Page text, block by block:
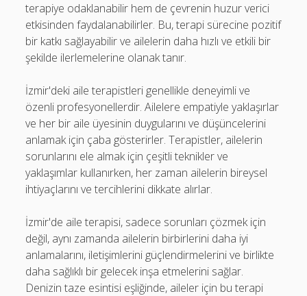
terapiye odaklanabilir hem de çevrenin huzur verici
etkisinden faydalanabilirler. Bu, terapi sürecine pozitif
bir katkı sağlayabilir ve ailelerin daha hızlı ve etkili bir
şekilde ilerlemelerine olanak tanır.
İzmir'deki aile terapistleri genellikle deneyimli ve
özenli profesyonellerdir. Ailelere empatiyle yaklaşırlar
ve her bir aile üyesinin duygularını ve düşüncelerini
anlamak için çaba gösterirler. Terapistler, ailelerin
sorunlarını ele almak için çeşitli teknikler ve
yaklaşımlar kullanırken, her zaman ailelerin bireysel
ihtiyaçlarını ve tercihlerini dikkate alırlar.
İzmir'de aile terapisi, sadece sorunları çözmek için
değil, aynı zamanda ailelerin birbirlerini daha iyi
anlamalarını, iletişimlerini güçlendirmelerini ve birlikte
daha sağlıklı bir gelecek inşa etmelerini sağlar.
Denizin taze esintisi eşliğinde, aileler için bu terapi